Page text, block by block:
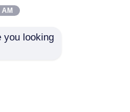
Draad
you looking